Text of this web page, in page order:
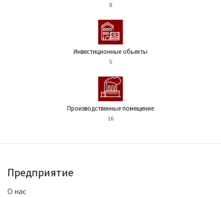
8
Инвестиционные обьекты
5
Производственные помещение
16
Предприятие
О нас